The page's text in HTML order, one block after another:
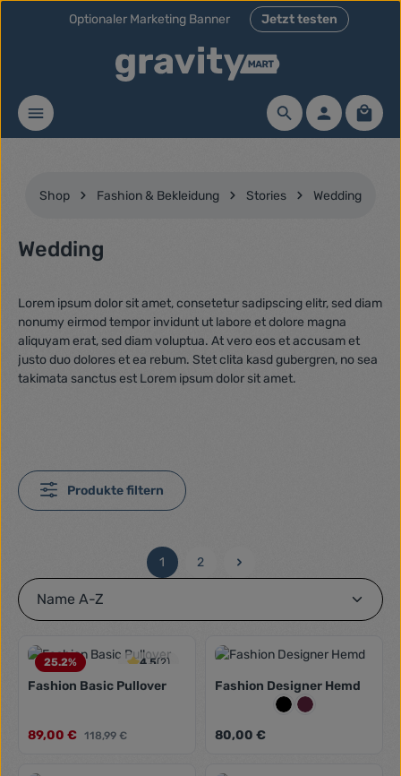
Zum Hauptinhalt springen
Optionaler Marketing Banner Jetzt testen
Shop Fashion & Bekleidung Stories Wedding
Wedding
Lorem ipsum dolor sit amet, consetetur sadipscing elitr, sed diam
nonumy eirmod tempor invidunt ut labore et dolore magna
aliquyam erat, sed diam voluptua. At vero eos et accusam et
justo duo dolores et ea rebum. Stet clita kasd gubergren, no sea
takimata sanctus est Lorem ipsum dolor sit amet.
Produkte filtern
Seite
1
Seite
2
25.2% 4.5(2)
Fashion Basic Pullover
Verkaufspreis:
89,00 € Regulärer Preis:
118,99 €
Fashion Designer Hemd
SchwarzWeinrot
Regulärer Preis:
80,00 €